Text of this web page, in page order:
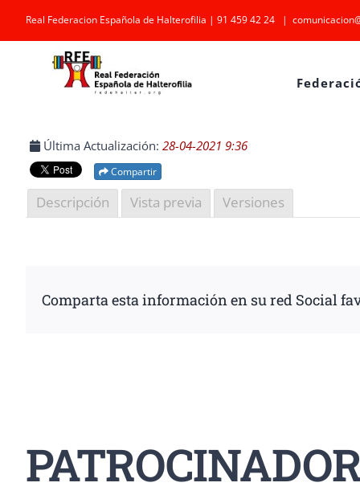
Saltar
al
contenido
Real Federacion Española de Halterofilia | 91 459 42 24 |
Última Actualización: 28-04-2021 9:36
Compartir
Descripción Vista previa Versiones
Comparta esta información en su red Social